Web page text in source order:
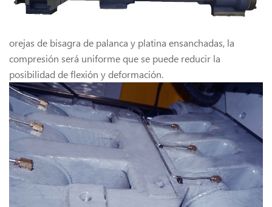
orejas de bisagra de palanca y platina ensanchadas, la
compresión será uniforme que se puede reducir la
posibilidad de flexión y deformación.